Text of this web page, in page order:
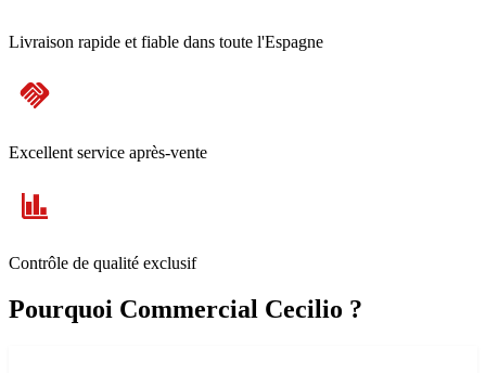
Livraison rapide et fiable dans toute l'Espagne
Excellent service après-vente
Contrôle de qualité exclusif
Pourquoi Commercial Cecilio ?